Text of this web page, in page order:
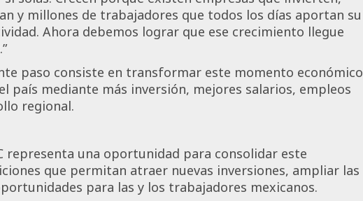
y millones de trabajadores que todos los días aportan su
Ahora debemos lograr que ese crecimiento llegue
paso consiste en transformar este momento económico
país mediante más inversión, mejores salarios, empleos
regional.
representa una oportunidad para consolidar este
que permitan atraer nuevas inversiones, ampliar las
para las y los trabajadores mexicanos.